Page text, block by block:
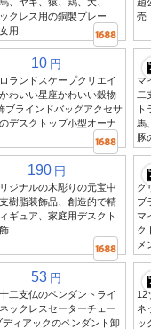
クレス用の銅製プレー
用
売
10 円
ランドスケープクリエイ
わいい星座かわいい穀物
ブラインドバッグアクセサ
デスクトップ小型オーナ
マ
二
ト
馬
豚
190 円
ジナルの木彫りの元宝中
樹脂装飾品、創造的で精
ギュア、家庭用デスクト
ク
ブ
マ
ク
メ
53 円
二支仏のペンダントライ
ックレスセーターチェー
ディアックのペンダント卸
12
ネ
ッ